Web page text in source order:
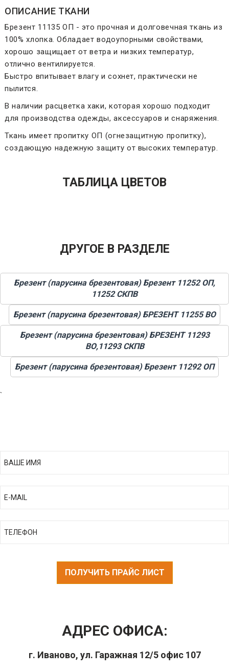
ОПИСАНИЕ ТКАНИ
Брезент 11135 ОП - это прочная и долговечная ткань из
100% хлопка. Обладает водоупорными свойствами,
хорошо защищает от ветра и низких температур,
отлично вентилируется.
Быстро впитывает влагу и сохнет, практически не
пылится.
В наличии расцветка хаки, которая хорошо подходит
для производства одежды, аксессуаров и снаряжения.
Ткань имеет пропитку ОП (огнезащитную пропитку),
создающую надежную защиту от высоких температур.
ТАБЛИЦА ЦВЕТОВ
ДРУГОЕ В РАЗДЕЛЕ
Брезент (парусина брезентовая) Брезент 11252 ОП,
11252 СКПВ
Брезент (парусина брезентовая) БРЕЗЕНТ 11255 ВО
Брезент (парусина брезентовая) БРЕЗЕНТ 11293
ВО,11293 СКПВ
Брезент (парусина брезентовая) Брезент 11292 ОП
`
ПОЛУЧИТЬ ПРАЙС ЛИСТ
АДРЕС ОФИСА:
г. Иваново, ул. Гаражная 12/5 офис 107